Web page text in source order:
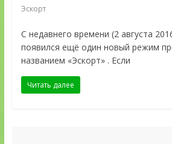
Эскорт
C недавнего времени (2 августа
появился ещё один новый режим
названием «Эскорт» . Если
Читать далее